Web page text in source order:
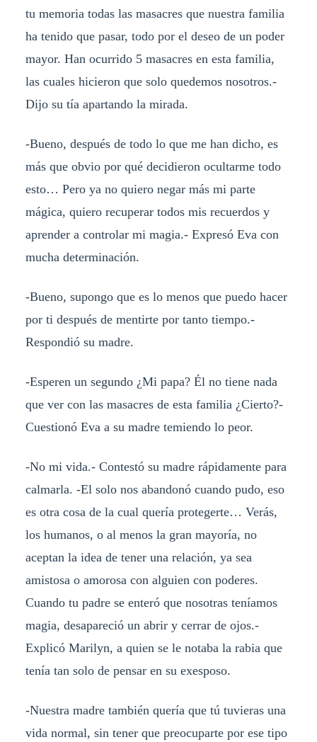
tu memoria todas las masacres que nuestra familia
ha tenido que pasar, todo por el deseo de un poder
mayor. Han ocurrido 5 masacres en esta familia,
las cuales hicieron que solo quedemos nosotros.-
Dijo su tía apartando la mirada.
-Bueno, después de todo lo que me han dicho, es
más que obvio por qué decidieron ocultarme todo
esto… Pero ya no quiero negar más mi parte
mágica, quiero recuperar todos mis recuerdos y
aprender a controlar mi magia.- Expresó Eva con
mucha determinación.
-Bueno, supongo que es lo menos que puedo hacer
por ti después de mentirte por tanto tiempo.-
Respondió su madre.
-Esperen un segundo ¿Mi papa? Él no tiene nada
que ver con las masacres de esta familia ¿Cierto?-
Cuestionó Eva a su madre temiendo lo peor.
-No mi vida.- Contestó su madre rápidamente para
calmarla. -El solo nos abandonó cuando pudo, eso
es otra cosa de la cual quería protegerte… Verás,
los humanos, o al menos la gran mayoría, no
aceptan la idea de tener una relación, ya sea
amistosa o amorosa con alguien con poderes.
Cuando tu padre se enteró que nosotras teníamos
magia, desapareció un abrir y cerrar de ojos.-
Explicó Marilyn, a quien se le notaba la rabia que
tenía tan solo de pensar en su exesposo.
-Nuestra madre también quería que tú tuvieras una
vida normal, sin tener que preocuparte por ese tipo